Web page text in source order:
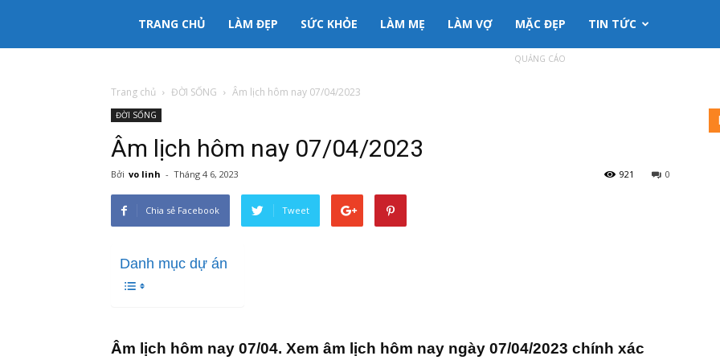
333mama
thông
Mẹ
và
TRANG CHỦ LÀM ĐẸP SỨC KHỎE LÀM MẸ LÀM VỢ MẶC ĐẸP TIN TỨC
QUẢNG CÁO
Trang chủ ĐỜI SỐNG Âm lịch hôm nay 07/04/2023
ĐỜI SỐNG
Âm lịch hôm nay 07/04/2023
Bởi vo linh - Tháng 4 6, 2023 0
921
Chia sẻ Facebook Tweet
Danh mục dự án
Âm lịch hôm nay 07/04. Xem âm lịch hôm nay ngày 07/04/2023 chính xác